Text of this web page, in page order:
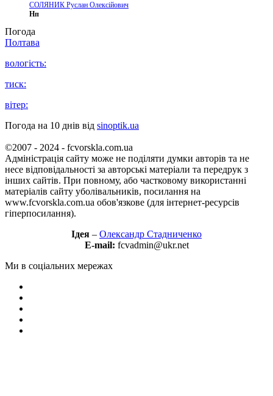
СОЛЯНИК Руслан Олексійович
Нп
Погода
Полтава
вологість:
тиск:
вітер:
Погода на 10 днів від sinoptik.ua
©2007 - 2024 - fcvorskla.com.ua
Адміністрація сайту може не поділяти думки авторів та не
несе відповідальності за авторські матеріали та передрук з
інших сайтів. При повному, або частковому використанні
матеріалів сайту уболівальників, посилання на
www.fcvorskla.com.ua обов'язкове (для інтернет-ресурсів
гіперпосилання).
Ідея – Олександр Стадниченко
E-mail: fcvadmin@ukr.net
Ми в соціальних мережах